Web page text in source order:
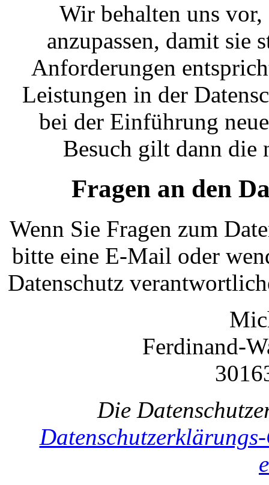
Wir behalten uns
anzupassen, damit sie
Anforderungen
Leistungen in der
bei der Einführung
Besuch gilt dann die
Fragen an den
Wenn Sie Fragen zum
bitte eine E-Mail oder
Datenschutz
Ferdinand-
Die